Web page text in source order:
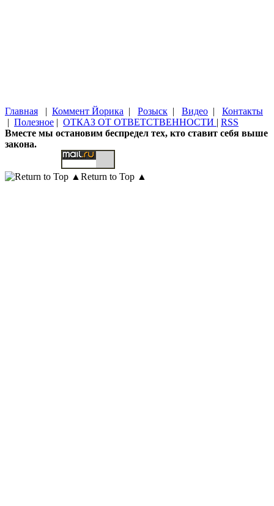
Главная | Коммент Йорика | Розыск | Видео | Контакты
| Полезное | ОТКАЗ ОТ ОТВЕТСТВЕННОСТИ | RSS
Вместе мы остановим беспредел тех, кто ставит себя выше
закона.
Return to Top ▲